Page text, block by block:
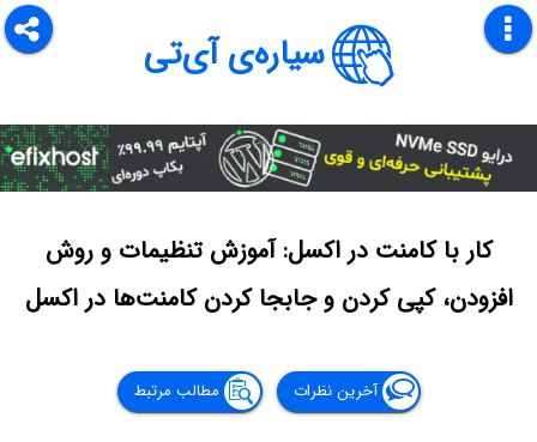
سیاره‌ی آی‌تی
کار با کامنت در اکسل: آموزش تنظیمات و روش
افزودن، کپی کردن و جابجا کردن کامنت‌ها در اکسل
آخرین نظرات مطالب مرتبط